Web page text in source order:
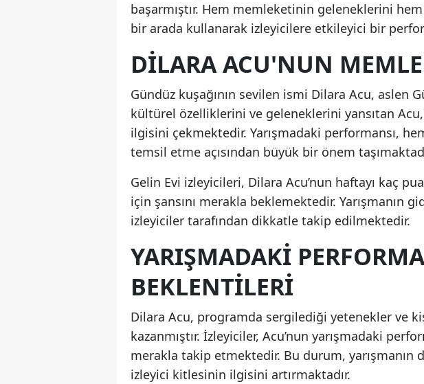
Kars
Konya
Kütahya
Malatya
Mardin
başarmıştır. Hem memleketinin geleneklerini
bir arada kullanarak izleyicilere etkileyici bir
DILARA ACU'NUN
Gündüz kuşağının sevilen ismi Dilara Acu, aslen
kültürel özelliklerini ve geleneklerini yansıtan
ilgisini çekmektedir. Yarışmadaki performansı,
temsil etme açısından büyük bir önem
Gelin Evi izleyicileri, Dilara Acu’nun haftayı kaç
için şansını merakla beklemektedir. Yarışmanın
izleyiciler tarafından dikkatle takip edilmektedir.
YARIŞMADAKI
BEKLENTILERI
Dilara Acu, programda sergilediği yetenekler ve
kazanmıştır. İzleyiciler, Acu’nun yarışmadaki
merakla takip etmektedir. Bu durum,
izleyici kitlesinin ilgisini artırmaktadır.